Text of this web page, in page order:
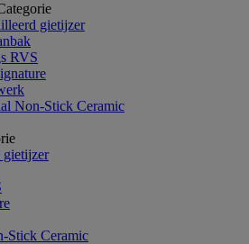
gietijzer
RVS
Non-Stick Ceramic
gietijzer
Stick Ceramic